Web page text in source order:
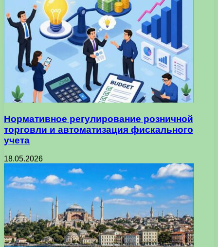
Нормативное регулирование розничной
торговли и автоматизация фискального
учета
18.05.2026